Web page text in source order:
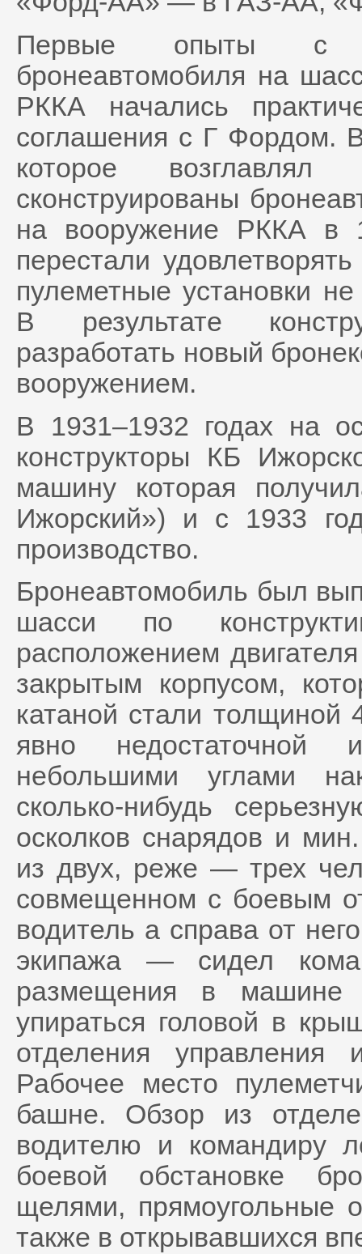
Первые опыты с
бронеавтомобиля на
РККА начались
соглашения с Г Фордом.
которое
сконструированы
на вооружение РККА в
перестали
пулеметные установки
В результате
разработать новый
вооружением.
В 1931–1932 годах на
конструкторы КБ
машину которая
Ижорский») и с 1933
производство.
Бронеавтомобиль был
шасси по
расположением
закрытым корпусом,
катаной стали
явно недостаточной
небольшими углами
сколько-нибудь
осколков снарядов и
из двух, реже — трех
совмещенном с боевым
водитель а справа от
экипажа — сидел
размещения в
упираться головой в
отделения управления
Рабочее место
башне. Обзор из
водителю и командиру
боевой обстановке
щелями, прямоугольные
также в открывавшихся